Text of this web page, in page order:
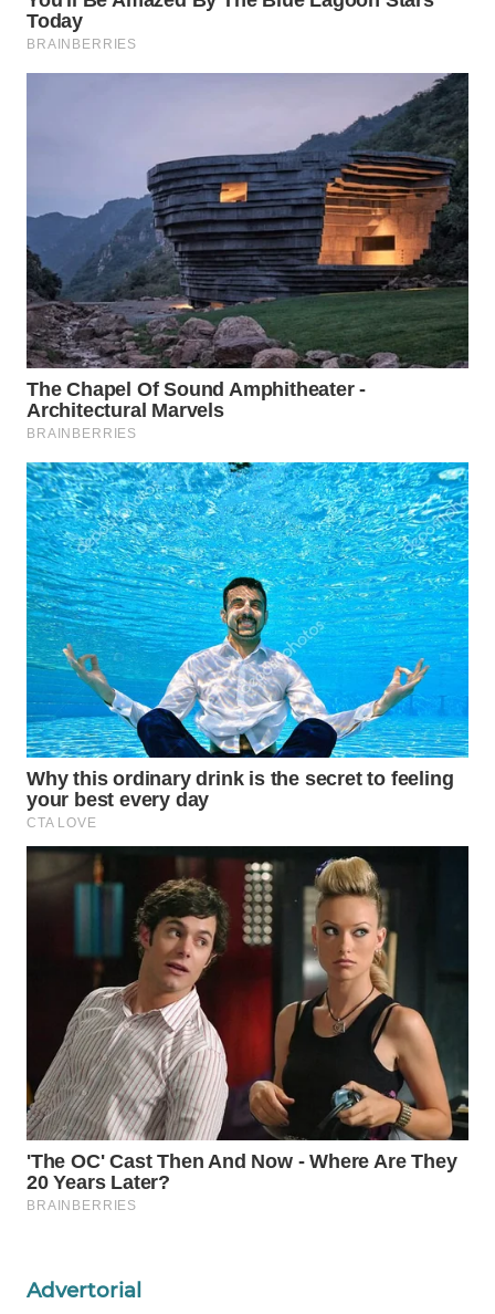
Advertorial
NATUNA
WN
LIKUPANG
WN
LABUANBAJO
WN
BORNEO
Wahana
Media
Group
WAHANA
NEWS
WAHANA
TANI
WAHANA
ADVOKAT
WAHANA
WAHANA
LISTRIK
WAHANA
TRAVEL
WAHANA
TV